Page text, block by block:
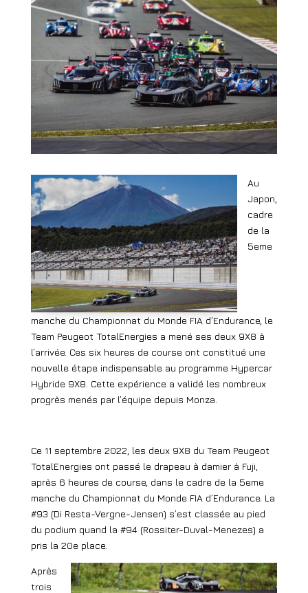
Au
Japon,
cadre
de la
5eme
manche du Championnat du Monde FIA d’Endurance, le
Team Peugeot TotalEnergies a mené ses deux 9X8 à
l’arrivée. Ces six heures de course ont constitué une
nouvelle étape indispensable au programme Hypercar
Hybride 9X8. Cette expérience a validé les nombreux
progrès menés par l’équipe depuis Monza.
Ce 11 septembre 2022, les deux 9X8 du Team Peugeot
TotalEnergies ont passé le drapeau à damier à Fuji,
après 6 heures de course, dans le cadre de la 5eme
manche du Championnat du Monde FIA d’Endurance. La
#93 (Di Resta-Vergne-Jensen) s’est classée au pied
du podium quand la #94 (Rossiter-Duval-Menezes) a
pris la 20e place.
Après
trois